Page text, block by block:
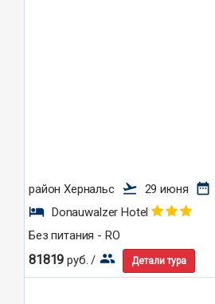
район Хернальс flight_takeoff 29 июня date_range
hotel Donauwalzer Hotel
Без питания - RO
81819 руб. / group Детали тура